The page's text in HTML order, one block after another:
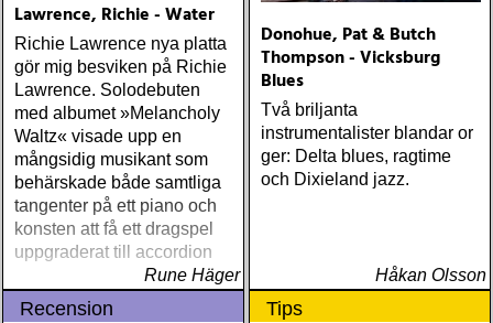
Lawrence, Richie - Water
Richie Lawrence nya platta
gör mig besviken på Richie
Lawrence. Solodebuten
med albumet »Melancholy
Waltz« visade upp en
mångsidig musikant som
behärskade både samtliga
tangenter på ett piano och
konsten att få ett dragspel
uppgraderat till accordion
Rune Häger
Donohue, Pat & Butch
Thompson - Vicksburg
Blues
Två briljanta
instrumentalister blandar or
ger: Delta blues, ragtime
och Dixieland jazz.
Håkan Olsson
Recension Tips